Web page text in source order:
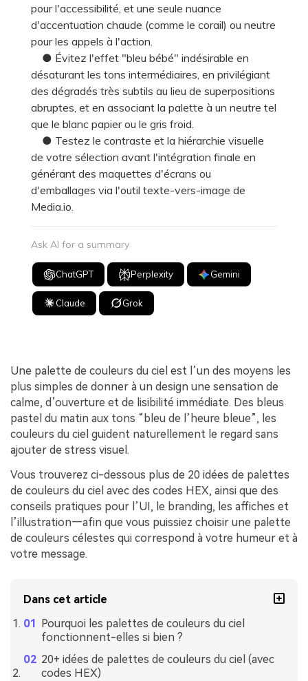
pour l'accessibilité, et une seule nuance
d'accentuation chaude (comme le corail) ou neutre
pour les appels à l'action.
● Évitez l'effet "bleu bébé" indésirable en
désaturant les tons intermédiaires, en privilégiant
des dégradés très subtils au lieu de superpositions
abruptes, et en associant la palette à un neutre tel
que le blanc papier ou le gris froid.
● Testez le contraste et la hiérarchie visuelle
de votre sélection avant l'intégration finale en
générant des maquettes d'écrans ou
d'emballages via l'outil texte-vers-image de
Media.io.
Ask AI for a summary
ChatGPT Perplexity Gemini
Claude Grok
Une palette de couleurs du ciel est l’un des moyens les
plus simples de donner à un design une sensation de
calme, d’ouverture et de lisibilité immédiate. Des bleus
pastel du matin aux tons “bleu de l’heure bleue”, les
couleurs du ciel guident naturellement le regard sans
ajouter de stress visuel.
Vous trouverez ci-dessous plus de 20 idées de palettes
de couleurs du ciel avec des codes HEX, ainsi que des
conseils pratiques pour l’UI, le branding, les affiches et
l’illustration—afin que vous puissiez choisir une palette
de couleurs célestes qui correspond à votre humeur et à
votre message.
Dans cet article
Pourquoi les palettes de couleurs du ciel
fonctionnent-elles si bien ?
20+ idées de palettes de couleurs du ciel (avec
codes HEX)